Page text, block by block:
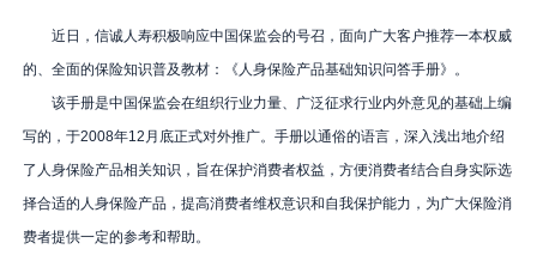
近日，信诚人寿积极响应中国保监会的号召，面向广大客户推荐一本权威
的、全面的保险知识普及教材：《人身保险产品基础知识问答手册》。
该手册是中国保监会在组织行业力量、广泛征求行业内外意见的基础上编
写的，于2008年12 月底正式对外推广。手册以通俗的语言，深入浅出地介绍
了人身保险产品相关知识，旨在保护消费者权益，方便消费者结合自身实际选
择合适的人身保险产品，提高消费者维权意识和自我保护能力，为广大保险消
费者提供一定的参考和帮助。